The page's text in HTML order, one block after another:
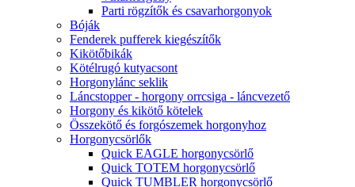
Parti rögzítők és csavarhorgonyok
Bóják
Fenderek pufferek kiegészítők
Kikötőbikák
Kötélrugó kutyacsont
Horgonylánc seklik
Láncstopper - horgony orrcsiga - láncvezető
Horgony és kikötő kötelek
Összekötő és forgószemek horgonyhoz
Horgonycsörlők
Quick EAGLE horgonycsörlő
Quick TOTEM horgonycsörlő
Quick TUMBLER horgonycsörlő